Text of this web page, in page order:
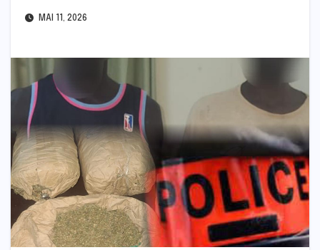
MAI 11, 2026